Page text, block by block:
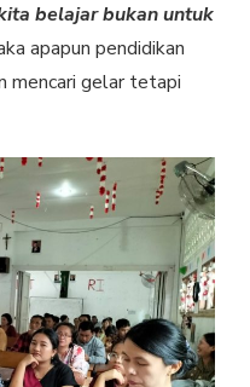
belajar bukan untuk
apapun pendidikan
mencari gelar tetapi